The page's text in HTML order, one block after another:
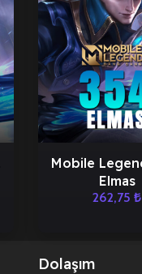
Mobile
Elmas
262,75 ₺
Dolaşım